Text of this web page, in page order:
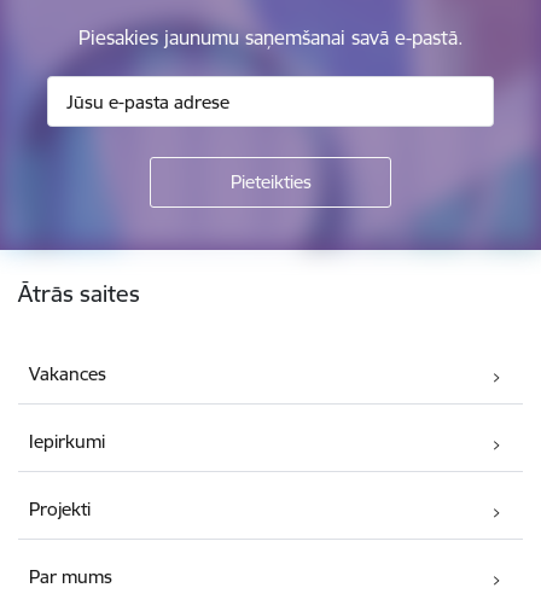
Piesakies jaunumu saņemšanai savā e-pastā.
Kājene
Ātrās saites
Vakances
Iepirkumi
Projekti
Par mums